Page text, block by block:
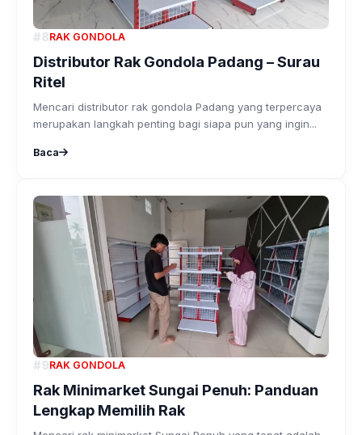
#8RAK GONDOLA
Distributor Rak Gondola Padang – Surau
Ritel
Mencari distributor rak gondola Padang yang terpercaya
merupakan langkah penting bagi siapa pun yang ingin...
Baca
#9RAK GONDOLA
Rak Minimarket Sungai Penuh: Panduan
Lengkap Memilih Rak